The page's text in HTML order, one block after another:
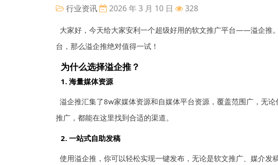
行业资讯 2026 年 3 月 10 日 328
大家好，今天给大家安利一个超级好用的软文推广平台——溢企推
台，那么溢企推绝对值得一试！
为什么选择溢企推？
1. 海量媒体资源
溢企推汇集了8w家媒体资源和自媒体平台资源，覆盖范围广，无
推广，都能在这里找到合适的渠道。
2. 一站式自助发稿
使用溢企推，你可以轻松实现一键发布，无论是软文推广、媒介